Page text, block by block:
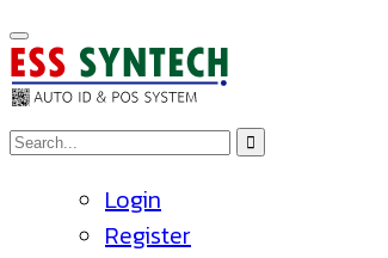
Login
Register